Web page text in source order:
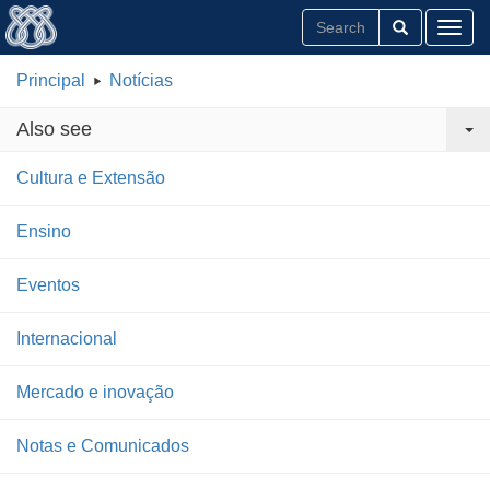
Principal Notícias
Also see
Cultura e Extensão
Ensino
Eventos
Internacional
Mercado e inovação
Notas e Comunicados